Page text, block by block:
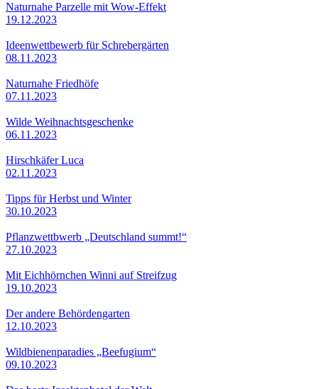
Naturnahe Parzelle mit Wow-Effekt
19.12.2023
Ideenwettbewerb für Schrebergärten
08.11.2023
Naturnahe Friedhöfe
07.11.2023
Wilde Weihnachtsgeschenke
06.11.2023
Hirschkäfer Luca
02.11.2023
Tipps für Herbst und Winter
30.10.2023
Pflanzwettbwerb „Deutschland summt!“
27.10.2023
Mit Eichhörnchen Winni auf Streifzug
19.10.2023
Der andere Behördengarten
12.10.2023
Wildbienenparadies „Beefugium“
09.10.2023